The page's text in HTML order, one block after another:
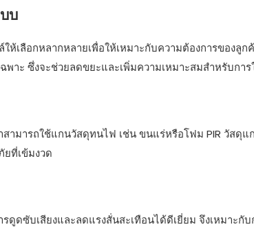
บ
ห้เลือกหลากหลายเพื่อให้เหมาะกับความต้องการของลู
พาะ ซึ่งจะช่วยลดขยะและเพิ่มความเหมาะสมสำหรับการ
ามารถใช้แกนวัสดุทนไฟ เช่น ขนแร่หรือโฟม PIR วัสดุ
ที่เข้มงวด
ซับเสียงและลดแรงสั่นสะเทือนได้ดีเยี่ยม จึงเหมาะกับ